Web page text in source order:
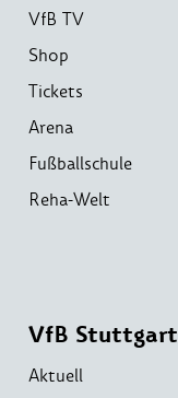
VfB TV
Shop
Tickets
Arena
Fußballschule
Reha-Welt
VfB Stuttgart
Aktuell